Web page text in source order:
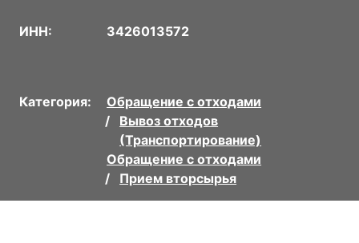
ИНН: 3426013572
Категория:
Обращение с отходами
Вывоз отходов
(Транспортирование)
Обращение с отходами
Прием вторсырья